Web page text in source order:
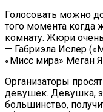
Голосовать можно
того момента когда
комнату. Жюри
— Габриэла Ислер
«Мисс мира» Меган
Организаторы
девушек. Девушка,
большинство,